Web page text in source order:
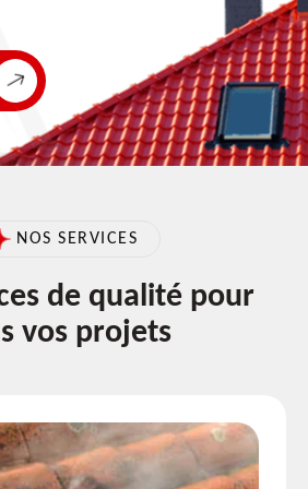
NOS SERVICES
de qualité pour
vos projets